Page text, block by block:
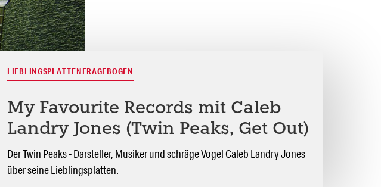
LIEBLINGSPLATTENFRAGEBOGEN
My Favourite Records mit Caleb
Landry Jones (Twin Peaks, Get Out)
Der Twin Peaks - Darsteller, Musiker und schräge Vogel Caleb Landry Jones
über seine Lieblingsplatten.